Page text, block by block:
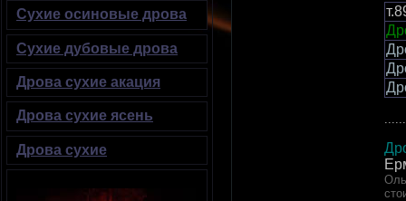
Сухие осиновые дрова
Сухие дубовые дрова
Дрова сухие акация
Дрова сухие ясень
Дрова сухие